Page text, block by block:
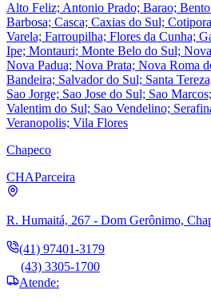
Alto Feliz; Antonio Prado; Barao;
Barbosa; Casca; Caxias do Sul;
Varela; Farroupilha; Flores da Cunha;
Ipe; Montauri; Monte Belo do Sul;
Nova Padua; Nova Prata; Nova Roma
Bandeira; Salvador do Sul; Santa
Sao Jorge; Sao Jose do Sul; Sao
Valentim do Sul; Sao Vendelino;
Veranopolis; Vila Flores
Chapeco
CHAParceira
R. Humaitá, 267 - Dom Gerônimo,
(41) 97401-3179
(43) 3305-1700
Atende: